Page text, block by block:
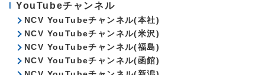
YouTubeチャンネル
NCV YouTubeチャンネル(本社)
NCV YouTubeチャンネル(米沢)
NCV YouTubeチャンネル(福島)
NCV YouTubeチャンネル(函館)